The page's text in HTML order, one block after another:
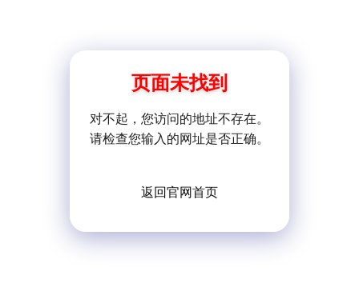
页面未找到
对不起，您访问的地址不存在。
请检查您输入的网址是否正确。
返回官网首页